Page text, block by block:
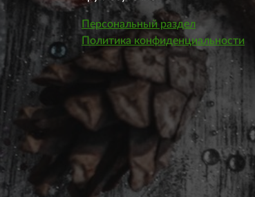
Персональный раздел
Политика конфиденциальности